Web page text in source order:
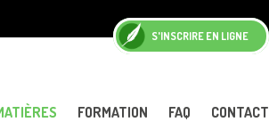
S'INSCRIRE EN LIGNE
FORMATION FAQ CONTACT